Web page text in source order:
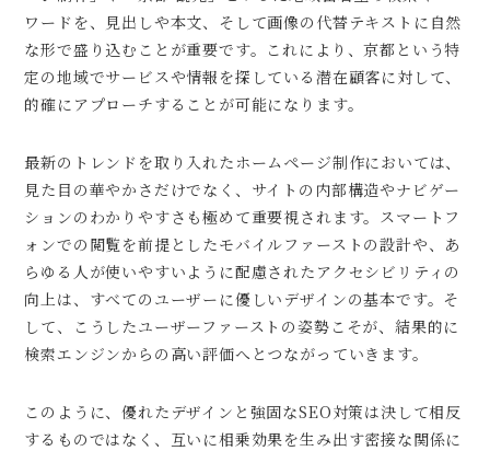
ワードを、見出しや本文、そして画像の代替テキストに自然
な形で盛り込むことが重要です。これにより、京都という特
定の地域でサービスや情報を探している潜在顧客に対して、
的確にアプローチすることが可能になります。
最新のトレンドを取り入れたホームページ制作においては、
見た目の華やかさだけでなく、サイトの内部構造やナビゲー
ションのわかりやすさも極めて重要視されます。スマートフ
ォンでの閲覧を前提としたモバイルファーストの設計や、あ
らゆる人が使いやすいように配慮されたアクセシビリティの
向上は、すべてのユーザーに優しいデザインの基本です。そ
して、こうしたユーザーファーストの姿勢こそが、結果的に
検索エンジンからの高い評価へとつながっていきます。
このように、優れたデザインと強固なSEO対策は決して相反
するものではなく、互いに相乗効果を生み出す密接な関係に